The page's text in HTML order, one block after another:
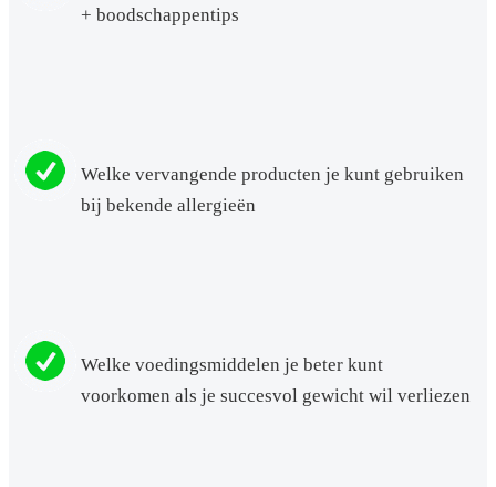
+ boodschappentips
Welke vervangende producten je kunt gebruiken
bij bekende allergieën
Welke voedingsmiddelen je beter kunt
voorkomen als je succesvol gewicht wil verliezen